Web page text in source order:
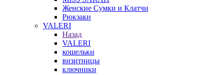
Женские Сумки и Клатчи
Рюкзаки
VALERI
Назад
VALERI
кошельки
визитницы
ключники